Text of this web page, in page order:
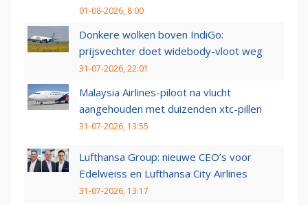
01-08-2026, 8:00
Donkere wolken boven IndiGo:
prijsvechter doet widebody-vloot weg
31-07-2026, 22:01
Malaysia Airlines-piloot na vlucht
aangehouden met duizenden xtc-pillen
31-07-2026, 13:55
Lufthansa Group: nieuwe CEO’s voor
Edelweiss en Lufthansa City Airlines
31-07-2026, 13:17